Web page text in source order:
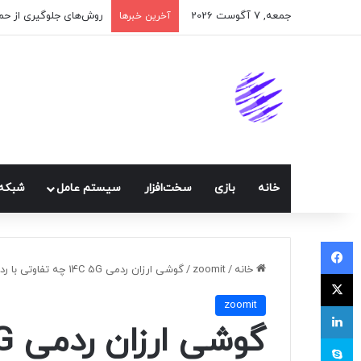
جمعه, 7 آگوست 2026 آخرین خبرها اپلیکیشن پیام‌رسان
خانه بازی سخت‌افزار سيستم عامل
خانه /
zoomit
/گوشی ارزان ردمی 14C 5G چه تفاوتی با ردمی 13C 5G دارد؟
zoomit
فیسبوک